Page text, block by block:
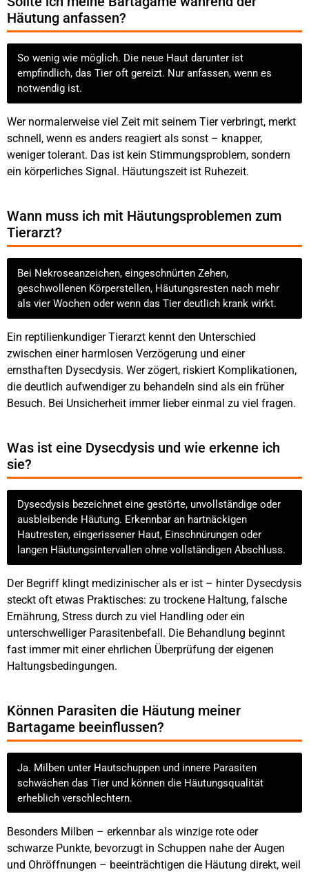
Häutung anfassen?
So wenig wie möglich. Die neue Haut darunter ist
empfindlich, das Tier oft gereizt. Nur anfassen, wenn es
notwendig ist.
Wer normalerweise viel Zeit mit seinem Tier verbringt, merkt
schnell, wenn es anders reagiert als sonst – knapper,
weniger tolerant. Das ist kein Stimmungsproblem, sondern
ein körperliches Signal. Häutungszeit ist Ruhezeit.
Wann muss ich mit Häutungsproblemen zum
Tierarzt?
Bei Nekroseanzeichen, eingeschnürten Zehen,
geschwollenen Körperstellen, Häutungsresten nach mehr
als vier Wochen oder wenn das Tier deutlich krank wirkt.
Ein reptilienkundiger Tierarzt kennt den Unterschied
zwischen einer harmlosen Verzögerung und einer
ernsthaften Dysecdysis. Wer zögert, riskiert Komplikationen,
die deutlich aufwendiger zu behandeln sind als ein früher
Besuch. Bei Unsicherheit immer lieber einmal zu viel fragen.
Was ist eine Dysecdysis und wie erkenne ich
sie?
Dysecdysis bezeichnet eine gestörte, unvollständige oder
ausbleibende Häutung. Erkennbar an hartnäckigen
Hautresten, eingerissener Haut, Einschnürungen oder
langen Häutungsintervallen ohne vollständigen Abschluss.
Der Begriff klingt medizinischer als er ist – hinter Dysecdysis
steckt oft etwas Praktisches: zu trockene Haltung, falsche
Ernährung, Stress durch zu viel Handling oder ein
unterschwelliger Parasitenbefall. Die Behandlung beginnt
fast immer mit einer ehrlichen Überprüfung der eigenen
Haltungsbedingungen.
Können Parasiten die Häutung meiner
Bartagame beeinflussen?
Ja. Milben unter Hautschuppen und innere Parasiten
schwächen das Tier und können die Häutungsqualität
erheblich verschlechtern.
Besonders Milben – erkennbar als winzige rote oder
schwarze Punkte, bevorzugt in Schuppen nahe der Augen
und Ohröffnungen – beeinträchtigen die Häutung direkt, weil